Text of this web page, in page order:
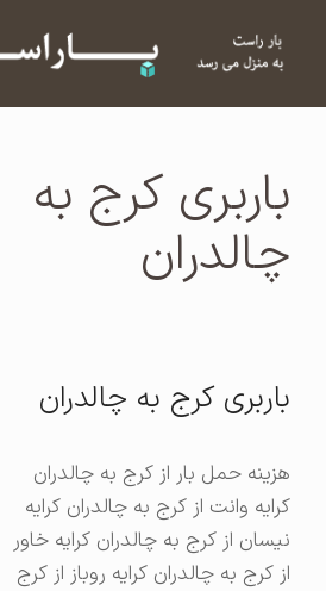
باربری کرج به
چالدران
باربری کرج به چالدران
هزینه حمل بار از کرج به چالدران
کرایه وانت از کرج به چالدران کرایه
نیسان از کرج به چالدران کرایه خاور
از کرج به چالدران کرایه روباز از کرج